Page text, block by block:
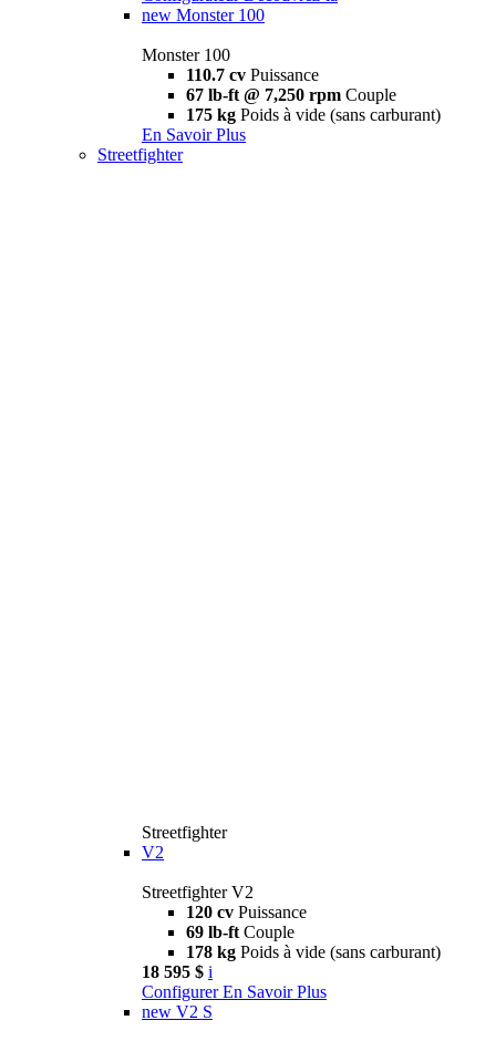
new Monster 100
Monster 100
110.7 cv Puissance
67 lb-ft @ 7,250 rpm Couple
175 kg Poids à vide (sans carburant)
En Savoir Plus
Streetfighter
Streetfighter
V2
Streetfighter V2
120 cv Puissance
69 lb-ft Couple
178 kg Poids à vide (sans carburant)
18 595 $ i
Configurer En Savoir Plus
new V2 S